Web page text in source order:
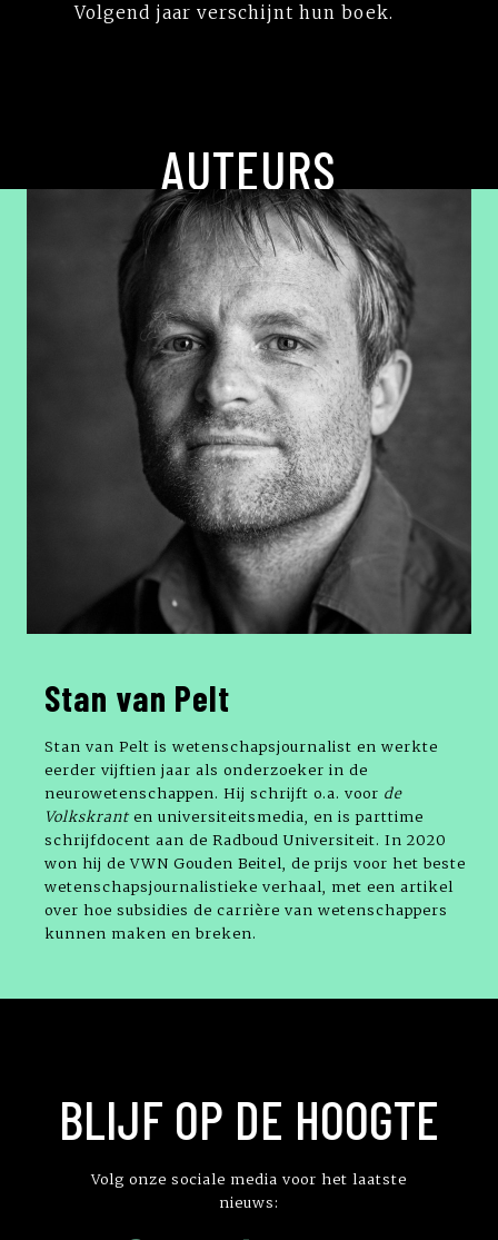
Volgend jaar verschijnt hun boek.
AUTEURS
Stan van Pelt
Stan van Pelt is wetenschapsjournalist en werkte
eerder vijftien jaar als onderzoeker in de
neurowetenschappen. Hij schrijft o.a. voor de
Volkskranten universiteitsmedia, en is parttime
schrijfdocent aan de Radboud Universiteit. In 2020
won hij de VWN Gouden Beitel, de prijs voor het beste
wetenschapsjournalistieke verhaal, met een artikel
over hoe subsidies de carrière van wetenschappers
kunnen maken en breken.
BLIJF OP DE HOOGTE
Volg onze sociale media voor het laatste
nieuws: